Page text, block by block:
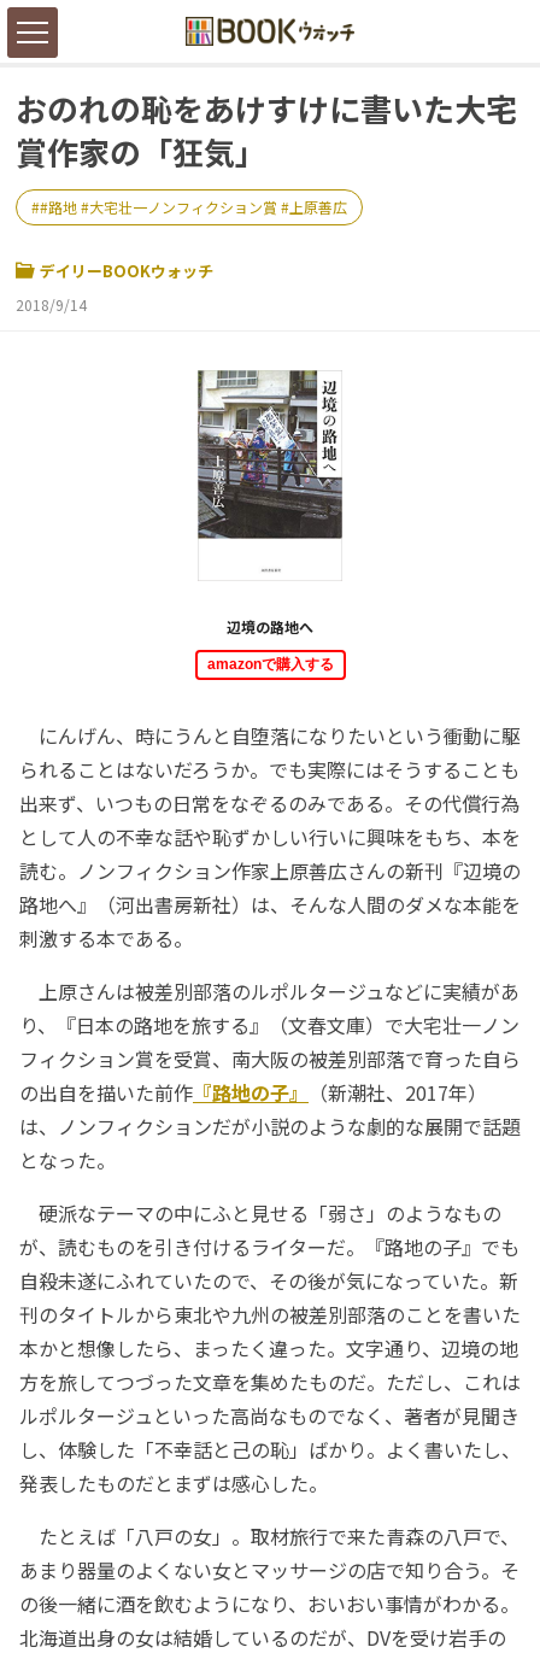
おのれの恥をあけすけに書いた大宅
賞作家の「狂気」
#路地 #大宅壮一ノンフィクション賞 #上原善広
デイリーBOOKウォッチ
2018/9/14
辺境の路地へ
amazonで購入する
にんげん、時にうんと自堕落になりたいという衝動に駆
られることはないだろうか。でも実際にはそうすることも
出来ず、いつもの日常をなぞるのみである。その代償行為
として人の不幸な話や恥ずかしい行いに興味をもち、本を
読む。ノンフィクション作家上原善広さんの新刊『辺境の
路地へ』（河出書房新社）は、そんな人間のダメな本能を
刺激する本である。
上原さんは被差別部落のルポルタージュなどに実績があ
り、『日本の路地を旅する』（文春文庫）で大宅壮一ノン
フィクション賞を受賞、南大阪の被差別部落で育った自ら
の出自を描いた前作 『路地の子』
（新潮社、2017年）
は、ノンフィクションだが小説のような劇的な展開で話題
となった。
硬派なテーマの中にふと見せる「弱さ」のようなもの
が、読むものを引き付けるライターだ。『路地の子』でも
自殺未遂にふれていたので、その後が気になっていた。新
刊のタイトルから東北や九州の被差別部落のことを書いた
本かと想像したら、まったく違った。文字通り、辺境の地
方を旅してつづった文章を集めたものだ。ただし、これは
ルポルタージュといった高尚なものでなく、著者が見聞き
し、体験した「不幸話と己の恥」ばかり。よく書いたし、
発表したものだとまずは感心した。
たとえば「八戸の女」。取材旅行で来た青森の八戸で、
あまり器量のよくない女とマッサージの店で知り合う。そ
の後一緒に酒を飲むようになり、おいおい事情がわかる。
北海道出身の女は結婚しているのだが、DVを受け岩手の